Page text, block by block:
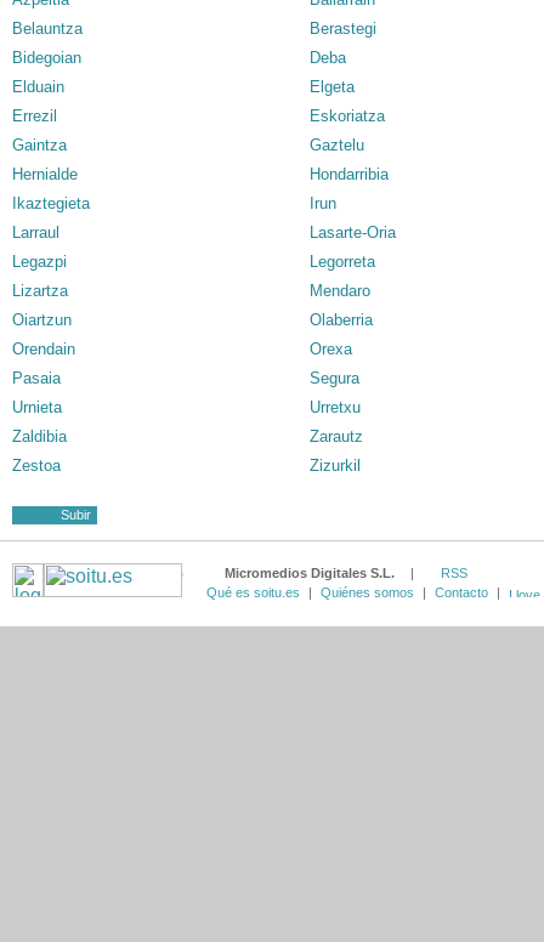
Belauntza
Berastegi
Bidegoian
Deba
Elduain
Elgeta
Errezil
Eskoriatza
Gaintza
Gaztelu
Hernialde
Hondarribia
Ikaztegieta
Irun
Larraul
Lasarte-Oria
Legazpi
Legorreta
Lizartza
Mendaro
Oiartzun
Olaberria
Orendain
Orexa
Pasaia
Segura
Urnieta
Urretxu
Zaldibia
Zarautz
Zestoa
Zizurkil
Subir
Micromedios Digitales S.L. |
RSS
Qué es soitu.es
| Quiénes somos | Contacto |